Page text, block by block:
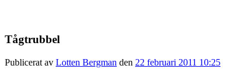
Tågtrubbel
Publicerat av Lotten Bergman den 22 februari 2011 10:25